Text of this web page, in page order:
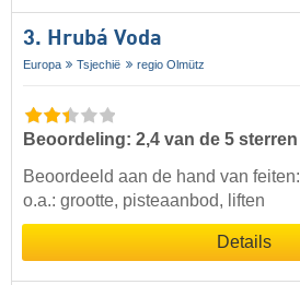
3. Hrubá Voda
Europa Tsjechië regio Olmütz
Beoordeling: 2,4 van de 5 sterren
Beoordeeld aan de hand van feiten:
o.a.: grootte, pisteaanbod, liften
Details